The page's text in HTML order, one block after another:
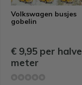
Volkswagen busjes
gobelin
€ 9,95 per halve
meter